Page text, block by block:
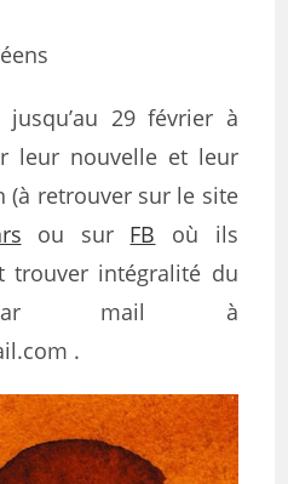
29 février à
leur nouvelle et leur
(à retrouver sur le site
ou sur FB où ils
trouver intégralité du
par mail à
.